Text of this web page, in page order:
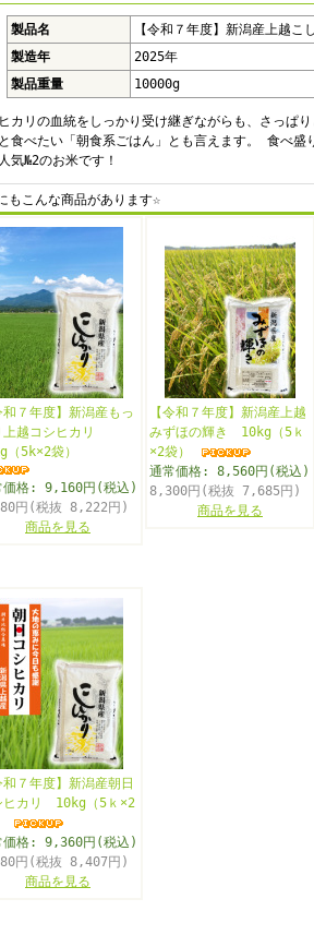
製品名
【令和７年度】新潟産上越
製造年
2025年
製品重量
10000g
カリの血統をしっかり受け継ぎながらも、さっぱ
食べたい「朝食系ごはん」とも言えます。 食べ
気№2のお米です！
もこんな商品があります☆
和７年度】新潟産もっ
上越コシヒカリ
（5k×2袋）
価格: 9,160円(税込)
円(税抜 8,222円)
商品を見る
【令和７年度】新潟産上越
みずほの輝き 10kg（5ｋ
×2袋）
通常価格: 8,560円(税込)
8,300円(税抜 7,685円)
商品を見る
和７年度】新潟産朝日
ヒカリ 10kg（5ｋ×2
価格: 9,360円(税込)
円(税抜 8,407円)
商品を見る